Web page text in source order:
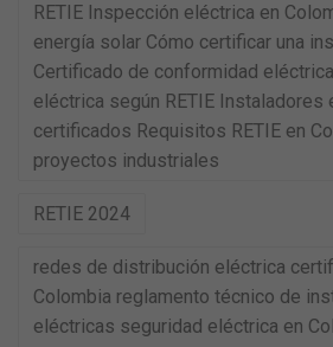
RETIE Inspección eléctrica en
energía solar Cómo certificar una
Certificado de conformidad
eléctrica según RETIE Instaladores
certificados Requisitos RETIE en
proyectos industriales
RETIE 2024
redes de distribución eléctrica
Colombia reglamento técnico de
eléctricas seguridad eléctrica en